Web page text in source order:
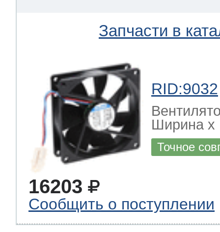
Запчасти в
RID:9032
Ширина х
Точное
16203
Сообщить о поступлении